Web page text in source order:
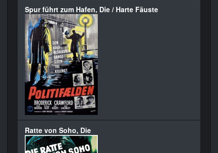
Spur führt zum Hafen, Die / Harte Fäuste
Ratte von Soho, Die